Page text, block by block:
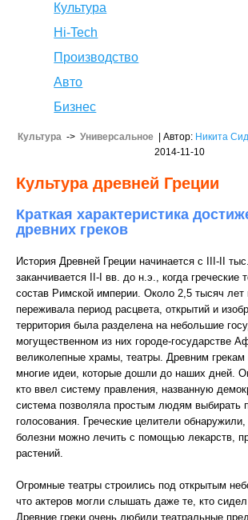
Культура
Hi-Tech
Производство
Авто
Бизнес
Культура -> Универсальное | Автор: Никита
2014-11-10
Культура древней Греции
Краткая характеристика
древних греков
История Древней Греции начинается с III-II
заканчивается II-I вв. до н.э., когда греческие
состав Римской империи. Около 2,5 тысяч лет
переживала период расцвета, открытий и
территория была разделена на небольшие
могущественном из них городе-государстве
великолепные храмы, театры. Древним
многие идеи, которые дошли до наших дней.
кто ввел систему правления, названную
система позволяла простым людям выбирать
голосования. Греческие целители
болезни можно лечить с помощью лекарств,
растений.
Огромные театры строились под открытым
что актеров могли слышать даже те, кто
Древние греки очень любили театральные